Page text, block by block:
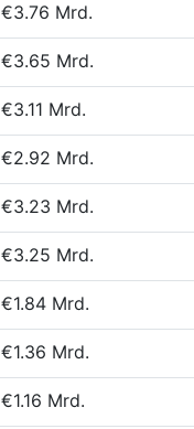
€3.76 Mrd.
€3.65 Mrd.
€3.11 Mrd.
€2.92 Mrd.
€3.23 Mrd.
€3.25 Mrd.
€1.84 Mrd.
€1.36 Mrd.
€1.16 Mrd.